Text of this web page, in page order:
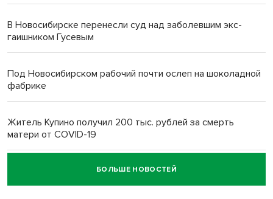
В Новосибирске перенесли суд над заболевшим экс-
гаишником Гусевым
Под Новосибирском рабочий почти ослеп на шоколадной
фабрике
Житель Купино получил 200 тыс. рублей за смерть
матери от COVID-19
Новосибирский суд наказал водителя за смерть
пенсионерки на вокзале
БОЛЬШЕ НОВОСТЕЙ